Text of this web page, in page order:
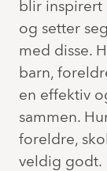
blir inspirert
og setter
med disse.
barn,
en effektiv
sammen.
foreldre,
veldig godt.